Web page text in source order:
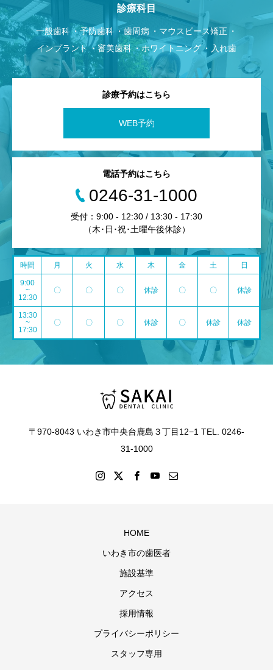
診療科目
一般歯科 予防歯科 歯周病
マウスピース矯正
インプラント
審美歯科 ホワイトニング 入れ歯
診療予約はこちら
WEB予約
電話予約はこちら
0246-31-1000
受付：9:00 - 12:30 / 13:30 - 17:30
（木･日･祝･土曜午後休診）
時間 月 火 水 木 金 土 日
9:00
~
12:30
〇 〇 〇 休診 〇 〇 休診
13:30
~
17:30
〇 〇 〇 休診 〇 休診 休診
〒970-8043 いわき市中央台鹿島３丁目12−1 TEL. 0246-
31-1000
HOME
いわき市の歯医者
施設基準
アクセス
採用情報
プライバシーポリシー
スタッフ専用